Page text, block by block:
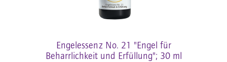
Engelessenz No. 21 "Engel für
Beharrlichkeit und Erfüllung"; 30 ml